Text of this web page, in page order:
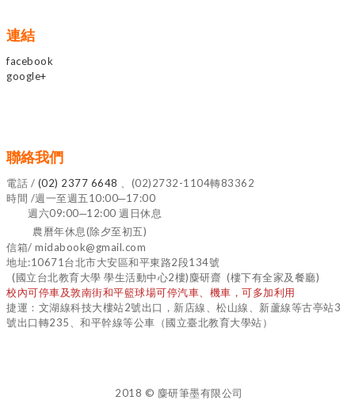
連結
facebook
google+
聯絡我們
電話 / (02) 2377 6648
、(02)2732-1104轉83362
時間 /週一至週五10:00─17:00
週六09:00─12:00 週日休息
農曆年休息(除夕至初五)
信箱/ midabook@gmail.com
地址:10671台北市大安區和平東路2段134號
(國立台北教育大學 學生活動中心2樓)麋研齋 (樓下有全家及餐廳)
校內可停車及敦南街和平籃球場可停汽車、機車，可多加利用
捷運：文湖線科技大樓站2號出口，新店線、松山線、新蘆線等古亭站3
號出口轉235、和平幹線等公車（國立臺北教育大學站）
2018 © 麋研筆墨有限公司